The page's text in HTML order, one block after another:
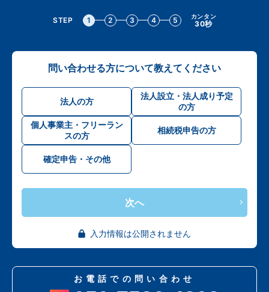
STEP 1 2 3 4 5 カンタン
30秒
問い合わせる方について教えてください
法人の方
法人設立・法人成り予定
の方
個人事業主・フリーラン
スの方
相続税申告の方
確定申告・その他
次へ
入力情報は公開されません
お電話での問い合わせ